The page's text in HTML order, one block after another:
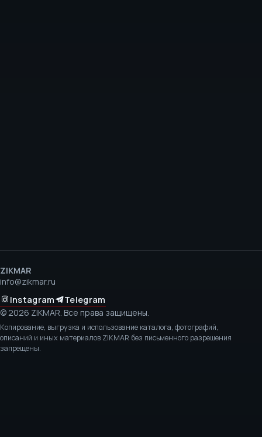
ZIKMAR
info@zikmar.ru
Instagram
Telegram
© 2026 ZIKMAR. Все права защищены.
Копирование, выгрузка и использование каталога, фотографий,
описаний и иных материалов ZIKMAR без письменного разрешения
запрещены.